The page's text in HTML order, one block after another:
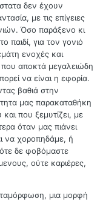
δεν έχουν
με τις επίγειες
Όσο παράξενο κι
παιδί, για τον γονιό
ενοχές και
που αποκτά μεγαλειώδη
να είναι η εφορία.
βαθιά στην
μας παρακαταθήκη
που ξεμυτίζει, με
όταν μας πιάνει
να χοροπηδάμε, ή
δε φοβόμαστε
ούτε καριέρες,
μια μορφή